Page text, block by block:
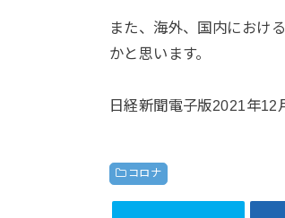
また、海外、国内におけ
かと思います。
日経新聞電子版2021年12
コロナ